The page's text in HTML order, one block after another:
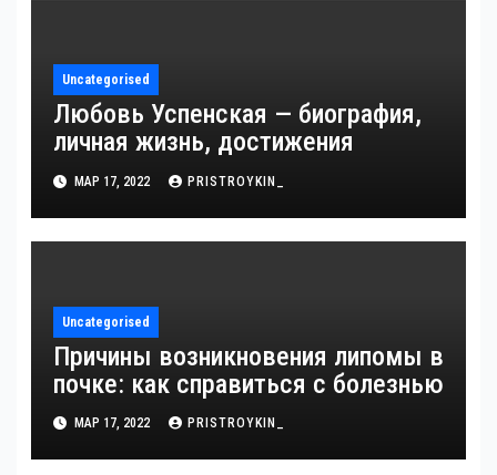
Uncategorised
Любовь Успенская — биография,
личная жизнь, достижения
МАР 17, 2022 PRISTROYKIN_
Uncategorised
Причины возникновения липомы в
почке: как справиться с болезнью
МАР 17, 2022 PRISTROYKIN_